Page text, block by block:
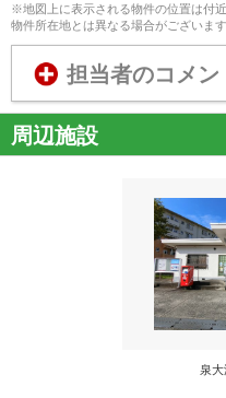
※地図上に表示される物件の位置は付
物件所在地とは異なる場合がございます
担当者のコメン
周辺施設
泉大